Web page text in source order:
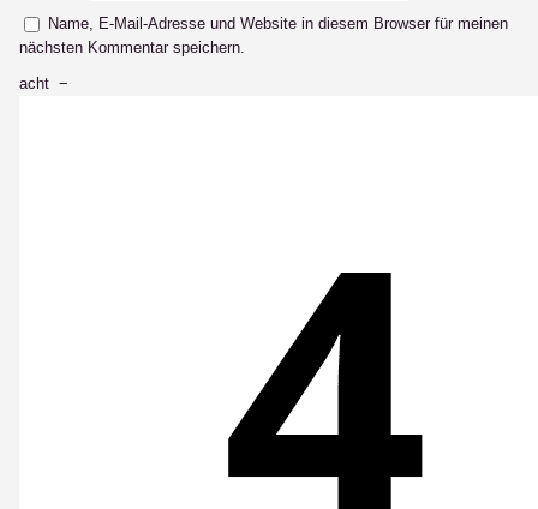
Name, E-Mail-Adresse und Website in diesem Browser für meinen
nächsten Kommentar speichern.
acht −